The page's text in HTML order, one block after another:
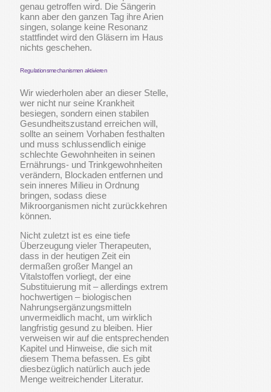
genau getroffen wird. Die Sängerin
kann aber den ganzen Tag ihre Arien
singen, solange keine Resonanz
stattfindet wird den Gläsern im Haus
nichts geschehen.
Regulationsmechanismen aktivieren
Wir wiederholen aber an dieser Stelle,
wer nicht nur seine Krankheit
besiegen, sondern einen stabilen
Gesundheitszustand erreichen will,
sollte an seinem Vorhaben festhalten
und muss schlussendlich einige
schlechte Gewohnheiten in seinen
Ernährungs- und Trinkgewohnheiten
verändern, Blockaden entfernen und
sein inneres Milieu in Ordnung
bringen, sodass diese
Mikroorganismen nicht zurückkehren
können.
Nicht zuletzt ist es eine tiefe
Überzeugung vieler Therapeuten,
dass in der heutigen Zeit ein
dermaßen großer Mangel an
Vitalstoffen vorliegt, der eine
Substituierung mit – allerdings extrem
hochwertigen – biologischen
Nahrungsergänzungsmitteln
unvermeidlich macht, um wirklich
langfristig gesund zu bleiben. Hier
verweisen wir auf die entsprechenden
Kapitel und Hinweise, die sich mit
diesem Thema befassen. Es gibt
diesbezüglich natürlich auch jede
Menge weitreichender Literatur.